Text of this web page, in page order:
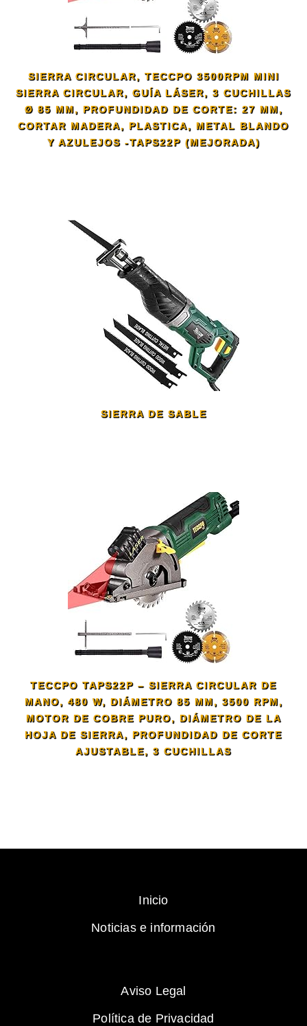
SIERRA CIRCULAR, TECCPO 3500RPM MINI
SIERRA CIRCULAR, GUÍA LÁSER, 3 CUCHILLAS
Ø 85 MM, PROFUNDIDAD DE CORTE: 27 MM,
CORTAR MADERA, PLASTICA, METAL BLANDO
Y AZULEJOS -TAPS22P (MEJORADA)
SIERRA DE SABLE
TECCPO TAPS22P – SIERRA CIRCULAR DE
MANO, 480 W, DIÁMETRO 85 MM, 3500 RPM,
MOTOR DE COBRE PURO, DIÁMETRO DE LA
HOJA DE SIERRA, PROFUNDIDAD DE CORTE
AJUSTABLE, 3 CUCHILLAS
Inicio
Noticias e información
Aviso Legal
Política de Privacidad